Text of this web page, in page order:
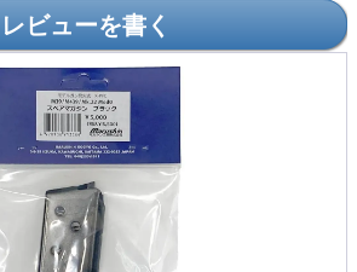
レビューを書く